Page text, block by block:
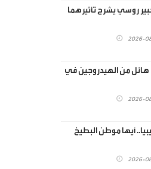
خبير روسي يشرح تأثيرهما
2026-
من الهيدروجين في
2026-
أيها موطن البطيخ
2026-